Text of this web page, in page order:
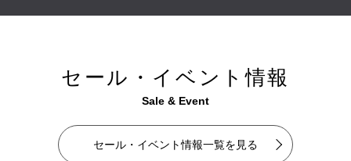
セール・イベント情報
Sale & Event
セール・イベント情報一覧を見る